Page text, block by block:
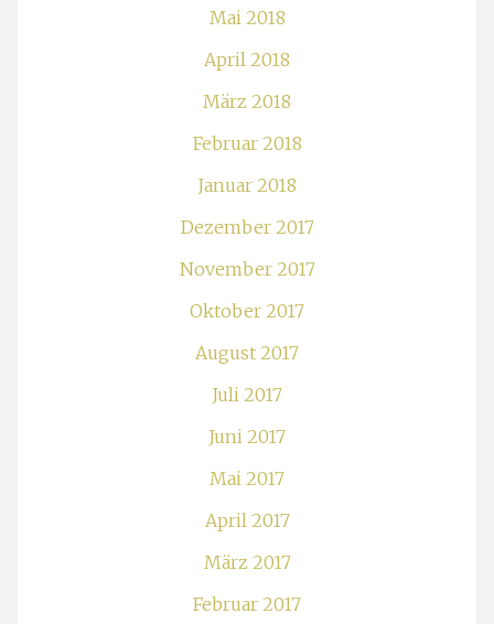
Mai 2018
April 2018
März 2018
Februar 2018
Januar 2018
Dezember 2017
November 2017
Oktober 2017
August 2017
Juli 2017
Juni 2017
Mai 2017
April 2017
März 2017
Februar 2017